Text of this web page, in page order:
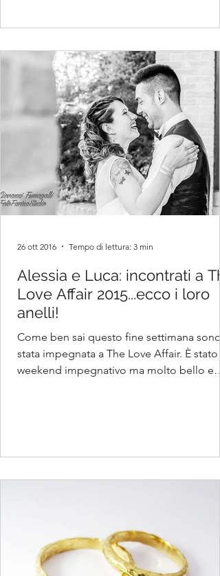
Alessia e Luca: incontrati a
Love Affair 2015...ecco i loro
anelli!
Come ben sai questo fine settimana sono
stata impegnata a The Love Affair. È stato
weekend impegnativo ma molto bello e
26 ott 2016 Tempo di lettura: 3 min